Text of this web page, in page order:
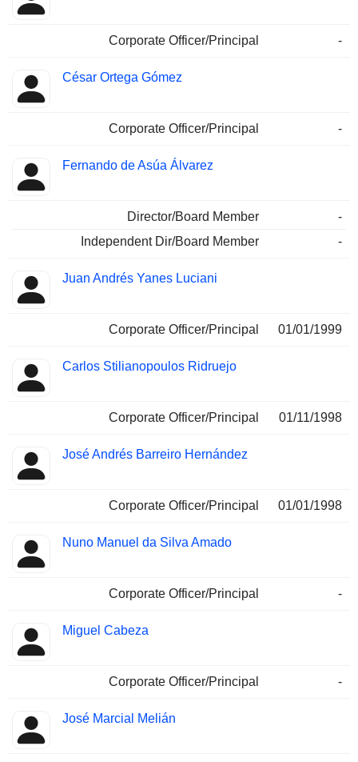
Corporate Officer/Principal -
César Ortega Gómez
Corporate Officer/Principal -
Fernando de Asúa Álvarez
Director/Board Member
-
Independent Dir/Board Member
-
Juan Andrés Yanes Luciani
Corporate Officer/Principal 01/01/1999
Carlos Stilianopoulos Ridruejo
Corporate Officer/Principal 01/11/1998
José Andrés Barreiro Hernández
Corporate Officer/Principal 01/01/1998
Nuno Manuel da Silva Amado
Corporate Officer/Principal -
Miguel Cabeza
Corporate Officer/Principal -
José Marcial Melián